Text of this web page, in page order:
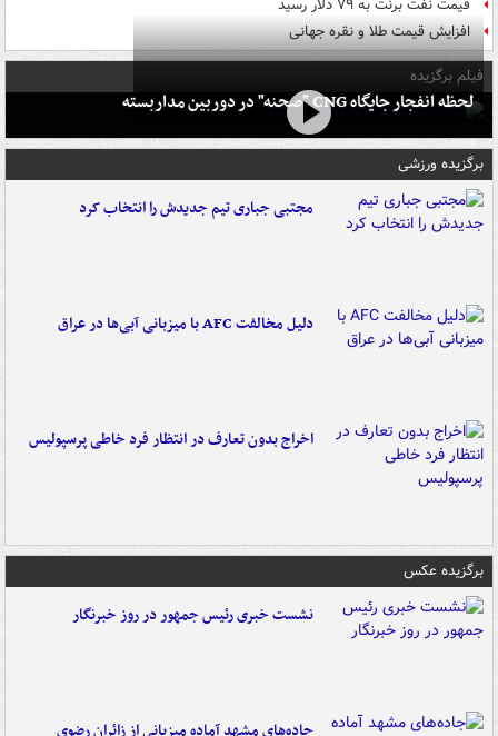
قیمت نفت برنت به ۷۹ دلار رسید
افزایش قیمت طلا و نقره جهانی
فیلم برگزیده
لحظه انفجار جایگاه CNG "صحنه" در دوربین مداربسته
برگزیده ورزشی
مجتبی جباری تیم جدیدش را انتخاب کرد
دلیل مخالفت AFC با میزبانی آبی‌ها در عراق
اخراج بدون تعارف در انتظار فرد خاطی پرسپولیس
برگزیده عکس
نشست خبری رئیس جمهور در روز خبرنگار